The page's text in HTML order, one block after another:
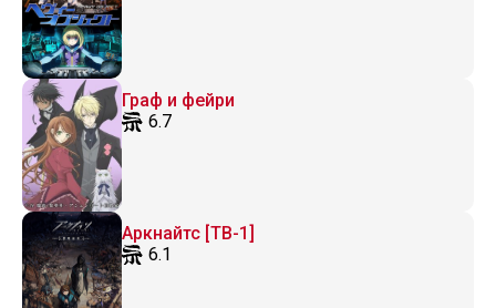
Граф и фейри
6.7
Аркнайтс [ТВ-1]
6.1